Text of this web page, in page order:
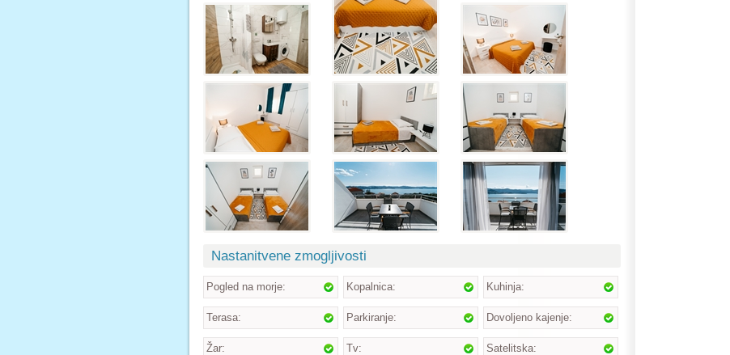
Nastanitvene zmogljivosti
Pogled na morje: Kopalnica: Kuhinja:
Terasa: Parkiranje: Dovoljeno kajenje:
Žar: Tv: Satelitska: